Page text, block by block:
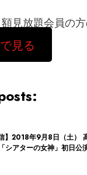
見放題会員の
見る
】2018年9月8日（土）
シアターの女神」初日公